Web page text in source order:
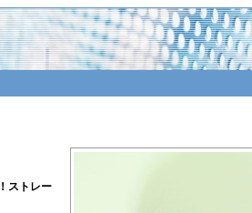
ストレー